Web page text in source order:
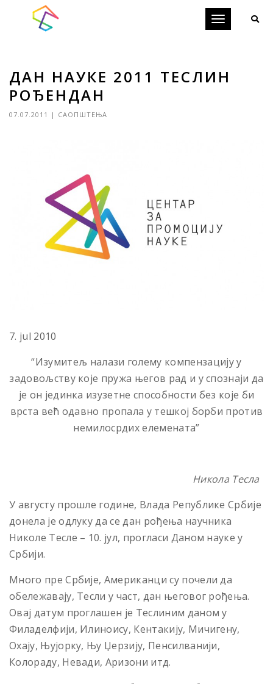
Toggle
ДАН НАУКЕ 2011 ТЕСЛИН
РОЂЕНДАН
07.07.2011 | САОПШТЕЊА
7. jul 2010
“Изумитељ налази голему компензацију у
задовољству које пружа његов рад и у спознаји да
је он јединка изузетне способности без које би
врста већ одавно пропала у тешкој борби против
немилосрдих елемената”
Никола Тесла
У августу прошле године, Влада Републике Србије
донела је одлуку да се дан рођења научника
Николе Тесле – 10. јул, прогласи Даном науке у
Србији.
Много пре Србије, Американци су почели да
обележавају, Тесли у част, дан његовог рођења.
Овај датум проглашен је Теслиним даном у
Филаделфији, Илиноису, Кентакију, Мичигену,
Охају, Њујорку, Њу Џерзију, Пенсилванији,
Колораду, Невади, Аризони итд.